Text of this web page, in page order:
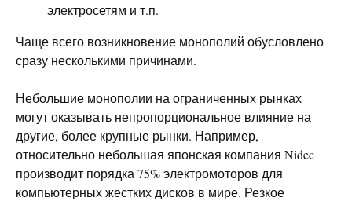
электросетям и т.п.
Чаще всего возникновение монополий обусловлено
сразу несколькими причинами.
Небольшие монополии на ограниченных рынках
могут оказывать непропорциональное влияние на
другие, более крупные рынки. Например,
относительно небольшая японская компания Nidec
производит порядка 75% электромоторов для
компьютерных жестких дисков в мире. Резкое